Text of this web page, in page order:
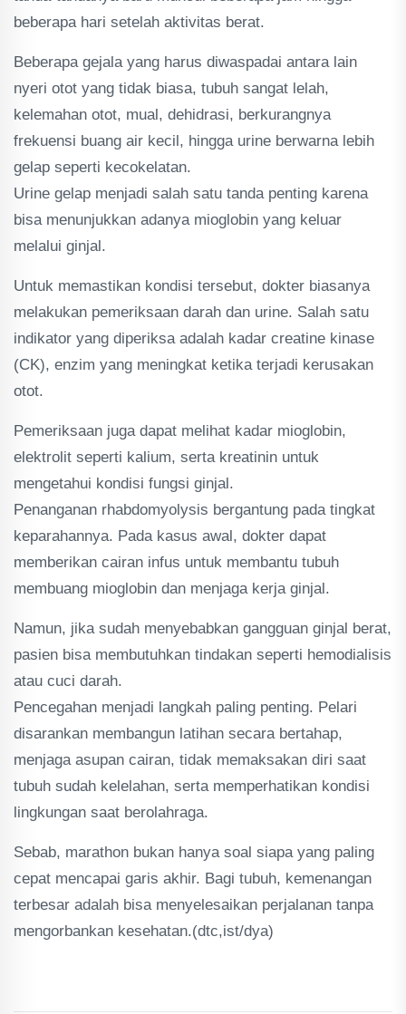
beberapa hari setelah aktivitas berat.
Beberapa gejala yang harus diwaspadai antara lain
nyeri otot yang tidak biasa, tubuh sangat lelah,
kelemahan otot, mual, dehidrasi, berkurangnya
frekuensi buang air kecil, hingga urine berwarna lebih
gelap seperti kecokelatan.
Urine gelap menjadi salah satu tanda penting karena
bisa menunjukkan adanya mioglobin yang keluar
melalui ginjal.
Untuk memastikan kondisi tersebut, dokter biasanya
melakukan pemeriksaan darah dan urine. Salah satu
indikator yang diperiksa adalah kadar creatine kinase
(CK), enzim yang meningkat ketika terjadi kerusakan
otot.
Pemeriksaan juga dapat melihat kadar mioglobin,
elektrolit seperti kalium, serta kreatinin untuk
mengetahui kondisi fungsi ginjal.
Penanganan rhabdomyolysis bergantung pada tingkat
keparahannya. Pada kasus awal, dokter dapat
memberikan cairan infus untuk membantu tubuh
membuang mioglobin dan menjaga kerja ginjal.
Namun, jika sudah menyebabkan gangguan ginjal berat,
pasien bisa membutuhkan tindakan seperti hemodialisis
atau cuci darah.
Pencegahan menjadi langkah paling penting. Pelari
disarankan membangun latihan secara bertahap,
menjaga asupan cairan, tidak memaksakan diri saat
tubuh sudah kelelahan, serta memperhatikan kondisi
lingkungan saat berolahraga.
Sebab, marathon bukan hanya soal siapa yang paling
cepat mencapai garis akhir. Bagi tubuh, kemenangan
terbesar adalah bisa menyelesaikan perjalanan tanpa
mengorbankan kesehatan.(dtc,ist/dya)